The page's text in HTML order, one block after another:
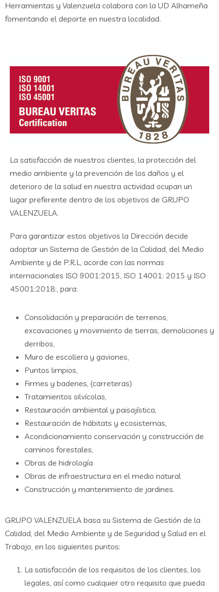
Herramientas y Valenzuela colabora con la UD Alhameña
fomentando el deporte en nuestra localidad.
La satisfacción de nuestros clientes, la protección del
medio ambiente y la prevención de los daños y el
deterioro de la salud en nuestra actividad ocupan un
lugar preferente dentro de los objetivos de GRUPO
VALENZUELA.
Para garantizar estos objetivos la Dirección decide
adoptar un Sistema de Gestión de la Calidad, del Medio
Ambiente y de P.R.L, acorde con las normas
internacionales ISO 9001:2015, ISO 14001: 2015 y ISO
45001:2018:, para:
Consolidación y preparación de terrenos,
excavaciones y movimiento de tierras, demoliciones y
derribos,
Muro de escollera y gaviones,
Puntos limpios,
Firmes y badenes, (carreteras)
Tratamientos silvícolas,
Restauración ambiental y paisajística,
Restauración de hábitats y ecosistemas,
Acondicionamiento conservación y construcción de
caminos forestales,
Obras de hidrología
Obras de infraestructura en el medio natural
Construcción y mantenimiento de jardines.
GRUPO VALENZUELA basa su Sistema de Gestión de la
Calidad, del Medio Ambiente y de Seguridad y Salud en el
Trabajo, en los siguientes puntos:
La satisfacción de los requisitos de los clientes, los
legales, así como cualquier otro requisito que pueda